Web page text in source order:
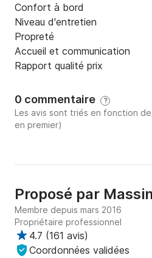
Confort à bord
Niveau d'entretien
Propreté
Accueil et communication
Rapport qualité prix
0 commentaire ?
Les avis sont triés en fonction
en premier)
Proposé par
Membre depuis mars 2016
Propriétaire professionnel
4.7 (161 avis)
Coordonnées validées